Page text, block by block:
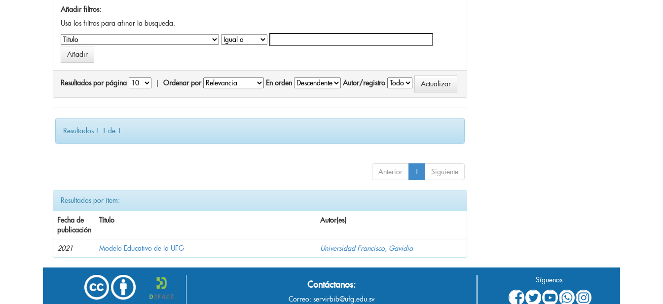
Añadir filtros:
Usa los filtros para afinar la busqueda.
Resultados por página Ordenar por En orden Autor/registro
Resultados 1-1 de 1.
Anterior 1 Siguiente
Resultados por ítem:
Fecha de
publicación
Título Autor(es)
2021 Modelo Educativo de la UFG Universidad Francisco, Gavidia
Contáctanos:
Correo: servirbib@ufg.edu.sv
Síguenos: